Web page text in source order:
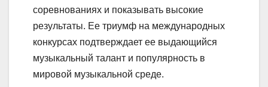
соревнованиях и показывать высокие
результаты. Ее триумф на международных
конкурсах подтверждает ее выдающийся
музыкальный талант и популярность в
мировой музыкальной среде.